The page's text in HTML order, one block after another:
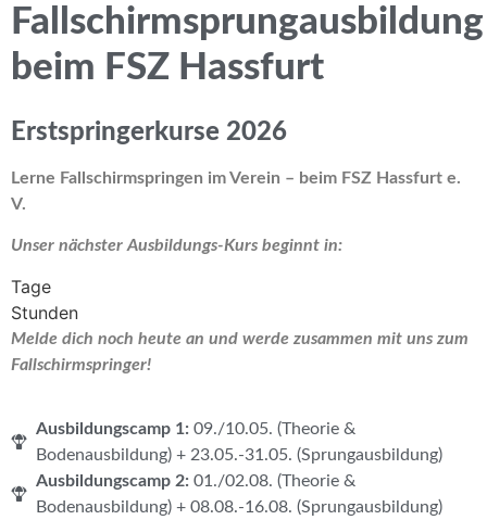
Fallschirmsprungausbildung
beim FSZ Hassfurt
Erstspringerkurse 2026
Lerne Fallschirmspringen im Verein – beim FSZ Hassfurt e.
V.
Unser nächster Ausbildungs-Kurs beginnt in:
Tage
Stunden
Melde dich noch heute an und werde zusammen mit uns zum
Fallschirmspringer!
Ausbildungscamp 1: 09./10.05. (Theorie &
Bodenausbildung) + 23.05.-31.05. (Sprungausbildung)
Ausbildungscamp 2: 01./02.08. (Theorie &
Bodenausbildung) + 08.08.-16.08. (Sprungausbildung)